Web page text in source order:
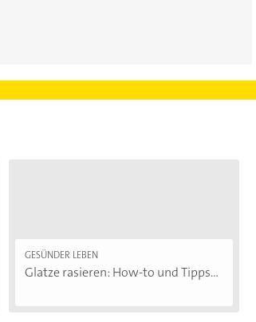
GESÜNDER LEBEN
Glatze rasieren: How-to und Tipps...